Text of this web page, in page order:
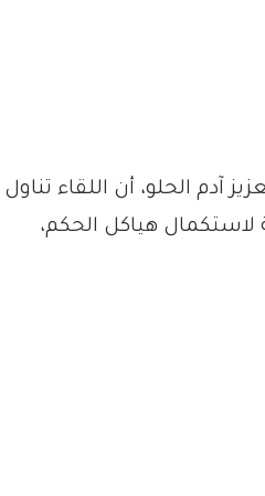
آدم الحلو، أن اللقاء تناول
لاستكمال هياكل الحكم،